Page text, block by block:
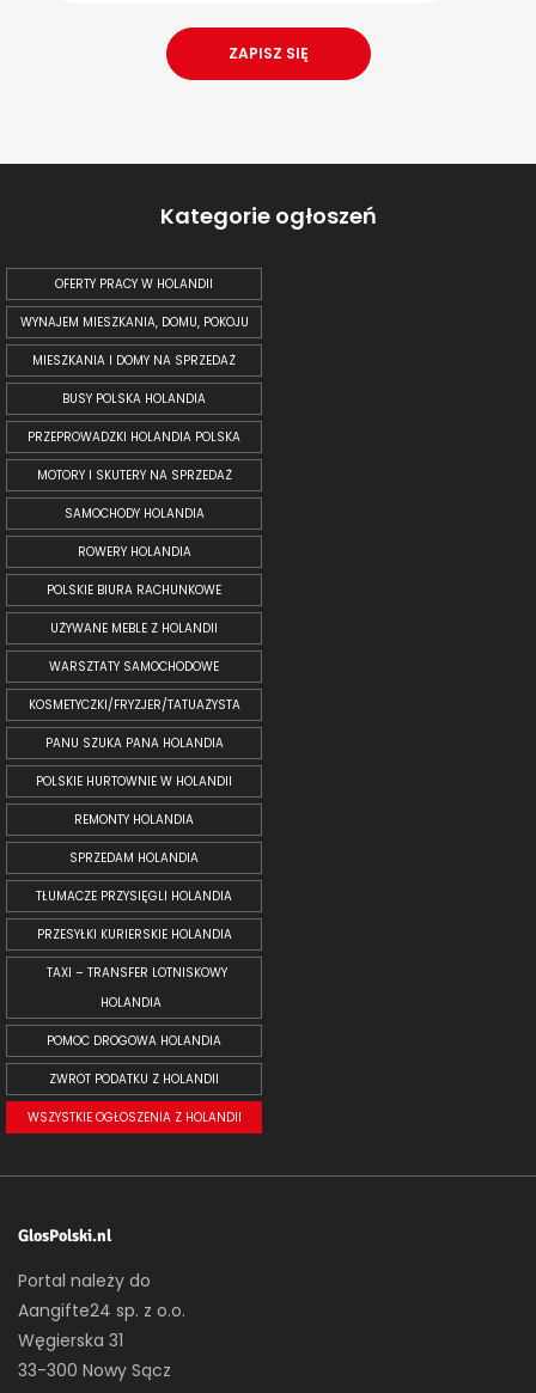
Kategorie ogłoszeń
OFERTY PRACY W HOLANDII
WYNAJEM MIESZKANIA, DOMU, POKOJU
MIESZKANIA I DOMY NA SPRZEDAŻ
BUSY POLSKA HOLANDIA
PRZEPROWADZKI HOLANDIA POLSKA
MOTORY I SKUTERY NA SPRZEDAŻ
SAMOCHODY HOLANDIA
ROWERY HOLANDIA
POLSKIE BIURA RACHUNKOWE
UŻYWANE MEBLE Z HOLANDII
WARSZTATY SAMOCHODOWE
KOSMETYCZKI/FRYZJER/TATUAŻYSTA
PANU SZUKA PANA HOLANDIA
POLSKIE HURTOWNIE W HOLANDII
REMONTY HOLANDIA
SPRZEDAM HOLANDIA
TŁUMACZE PRZYSIĘGLI HOLANDIA
PRZESYŁKI KURIERSKIE HOLANDIA
TAXI – TRANSFER LOTNISKOWY
HOLANDIA
POMOC DROGOWA HOLANDIA
ZWROT PODATKU Z HOLANDII
WSZYSTKIE OGŁOSZENIA Z HOLANDII
GlosPolski.nl
Portal należy do
Aangifte24 sp. z o.o.
Węgierska 31
33-300 Nowy Sącz